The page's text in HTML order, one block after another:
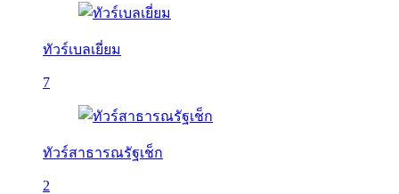
ทัวร์เบลเยี่ยม
7
ทัวร์สาธารณรัฐเช็ก
2